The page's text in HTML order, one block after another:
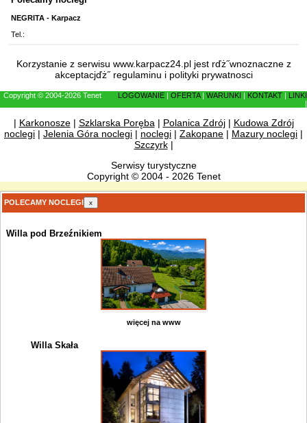
NEGRITA - Karpacz
Tel.:
Korzystanie z serwisu www.karpacz24.pl jest rďż˝wnoznaczne z
akceptacjďż˝ regulaminu i polityki prywatnosci
Copyright © 2004-2026 Tenet LOGOWANIE OFERTA| WARUNKI KONTAKT
LINKI
| Karkonosze| Szklarska Poręba| Polanica Zdrój| Kudowa Zdrój
noclegi | Jelenia Góra noclegi | noclegi | Zakopane | Mazury noclegi |
Szczyrk|
Serwisy turystyczne
Copyright © 2004 - 2026 Tenet
POLECAMY NOCLEGI x
Willa pod Brzeźnikiem
więcej na www
Willa Skała